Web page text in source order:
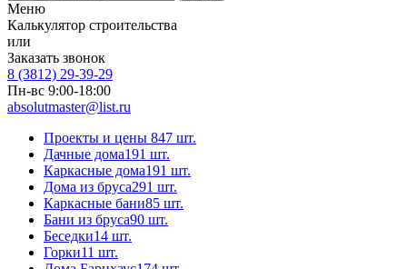
Меню
Калькулятор строительства
или
Заказать звонок
8 (3812) 29-39-29
Пн-вс 9:00-18:00
absolutmaster@list.ru
Проекты и цены 847 шт.
Дачные дома191 шт.
Каркасные дома191 шт.
Дома из бруса291 шт.
Каркасные бани85 шт.
Бани из бруса90 шт.
Беседки14 шт.
Горки11 шт.